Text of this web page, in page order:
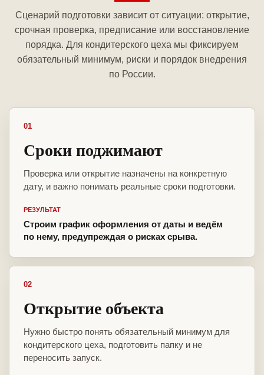
Сценарий подготовки зависит от ситуации: открытие,
срочная проверка, предписание или восстановление
порядка. Для кондитерского цеха мы фиксируем
обязательный минимум, риски и порядок внедрения
по России.
01
Сроки поджимают
Проверка или открытие назначены на конкретную
дату, и важно понимать реальные сроки подготовки.
РЕЗУЛЬТАТ
Строим график оформления от даты и ведём
по нему, предупреждая о рисках срыва.
02
Открытие объекта
Нужно быстро понять обязательный минимум для
кондитерского цеха, подготовить папку и не
переносить запуск.